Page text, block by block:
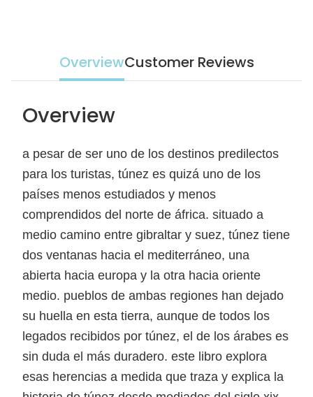
OverviewCustomer Reviews
Overview
a pesar de ser uno de los destinos predilectos
para los turistas, túnez es quizá uno de los
países menos estudiados y menos
comprendidos del norte de áfrica. situado a
medio camino entre gibraltar y suez, túnez tiene
dos ventanas hacia el mediterráneo, una
abierta hacia europa y la otra hacia oriente
medio. pueblos de ambas regiones han dejado
su huella en esta tierra, aunque de todos los
legados recibidos por túnez, el de los árabes es
sin duda el más duradero. este libro explora
esas herencias a medida que traza y explica la